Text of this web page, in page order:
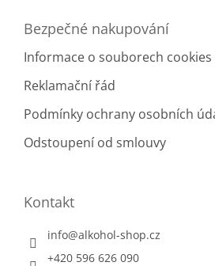
Bezpečné nakupování
Informace o souborech cookies
Reklamační řád
Podmínky ochrany osobních
Odstoupení od smlouvy
Kontakt
info@alkohol-shop.cz
+420 596 626 090